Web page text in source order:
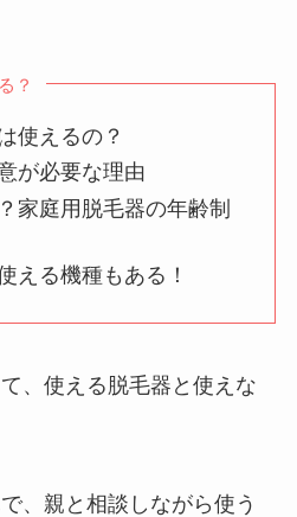
？
使えるの？
が必要な理由
家庭用脱毛器の年齢制
える機種もある！
、使える脱毛器と使えな
、親と相談しながら使う